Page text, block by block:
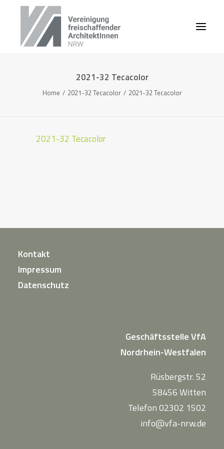
2021-32 Tecacolor
Home 2021-32 Tecacolor 2021-32 Tecacolor
2021-32 Tecacolor
Kontakt
Impressum
Datenschutz
Geschäftsstelle VfA
Nordrhein-Westfalen
Rüsbergstr. 52
58456 Witten
Telefon 02302 1502
info@vfa-nrw.de